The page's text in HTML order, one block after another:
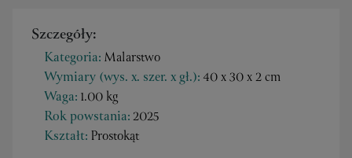
Szczegóły:
Kategoria: Malarstwo
Wymiary (wys. x. szer. x gł.): 40 x 30 x 2 cm
Waga: 1.00 kg
Rok powstania:2025
Kształt: Prostokąt